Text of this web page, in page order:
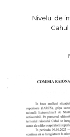
Nivelul de